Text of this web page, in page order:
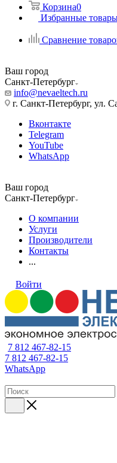
Корзина0
Избранные
Сравнение
Ваш город
Санкт-Петербург
info@nevaeltech.ru
г. Санкт-Петербург, ул.
Вконтакте
Telegram
YouTube
WhatsApp
Ваш город
Санкт-Петербург
О компании
Услуги
Производители
Контакты
...
Войти
7 812 467-82-15
7 812 467-82-15
WhatsApp